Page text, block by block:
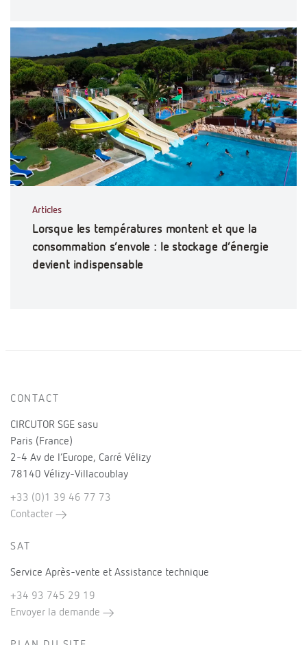
Articles
Lorsque les températures montent et que la
consommation s’envole : le stockage d’énergie
devient indispensable
CONTACT
CIRCUTOR SGE sasu
Paris (France)
2-4 Av de l’Europe, Carré Vélizy
78140 Vélizy-Villacoublay
+33 (0)1 39 46 77 73
Contacter
SAT
Service Après-vente et Assistance technique
+34 93 745 29 19
Envoyer la demande